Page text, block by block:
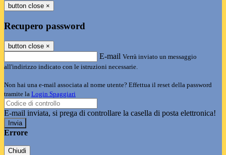
button close ×
Recupero password
button close ×
E-mail Verrà inviato un messaggio
all'indirizzo indicato con le istruzioni necessarie.
Non hai una e-mail associata al nome utente? Effettua il reset della password
tramite la Login Spaggiari
E-mail inviata, si prega di controllare la casella di posta elettronica!
Errore
Chiudi